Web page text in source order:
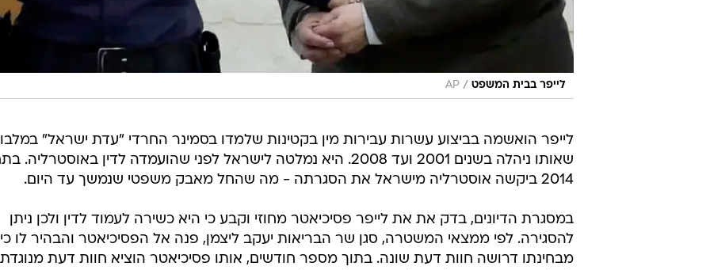
לייפר בבית המשפט /
AP
לייפר הואשמה בביצוע עשרות עבירות מין בקטינות שלמדו בסמינר החרדי "עדת ישראל"
שאותו ניהלה בשנים 2001 ועד 2008. היא נמלטה לישראל לפני שהועמדה לדין באוסטרליה.
2014 ביקשה אוסטרליה מישראל את הסגרתה - מה שהחל מאבק משפטי שנמשך עד היום.
במסגרת הדיונים, בדק את את לייפר פסיכיאטר מחוזי וקבע כי היא כשירה לעמוד לדין ולכן ניתן
להסגירה. לפי ממצאי המשטרה, סגן שר הבריאות יעקב ליצמן, פנה אל הפסיכיאטר והבהיר לו כי
מבחינתו דרושה חוות דעת שונה. בתוך מספר חודשים, אותו פסיכיאטר הוציא חוות דעת מנוגדת